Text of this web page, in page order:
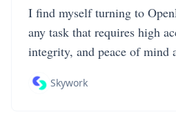
I find myself turning to
any task that requires high
integrity, and peace of mind
Skywork